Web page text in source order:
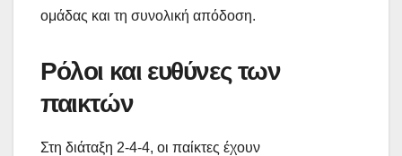
ομάδας και τη συνολική απόδοση.
Ρόλοι και ευθύνες των
παικτών
Στη διάταξη 2-4-4, οι παίκτες έχουν